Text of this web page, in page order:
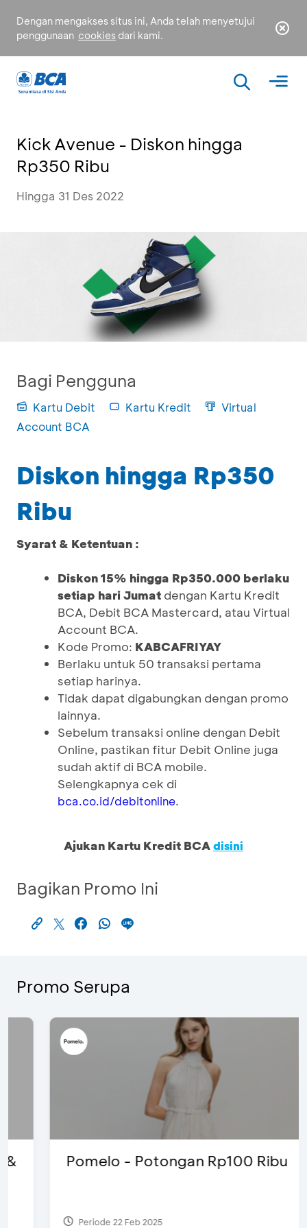
Dengan mengakses situs ini, Anda telah menyetujui
penggunaan cookies dari kami.
Kick Avenue - Diskon hingga
Rp350 Ribu
Hingga 31 Des 2022
Bagi Pengguna
Kartu Debit Kartu Kredit
Virtual
Account BCA
Diskon hingga Rp350
Ribu
Syarat & Ketentuan :
Diskon 15% hingga Rp350.000 berlaku
setiap hari Jumat dengan Kartu Kredit
BCA, Debit BCA Mastercard, atau Virtual
Account BCA.
Kode Promo: KABCAFRIYAY
Berlaku untuk 50 transaksi pertama
setiap harinya.
Tidak dapat digabungkan dengan promo
lainnya.
Sebelum transaksi online dengan Debit
Online, pastikan fitur Debit Online juga
sudah aktif di BCA mobile.
Selengkapnya cek di
bca.co.id/debitonline.
Ajukan Kartu Kredit BCAdisini
Bagikan Promo Ini
Promo Serupa
Pomelo - Potongan Rp100 Ribu
Periode 22 Feb 2025